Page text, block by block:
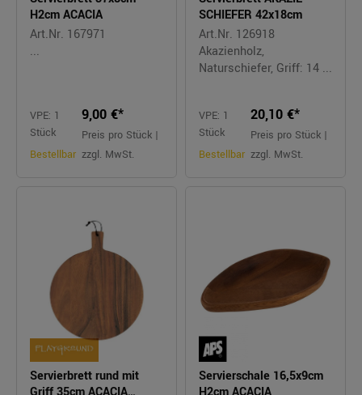
H2cm ACACIA
Art.Nr. 167971
...
VPE: 1
Stück
Bestellbar
9,00 €*
Preis pro Stück |
zzgl. MwSt.
SCHIEFER 42x18cm
Art.Nr. 126918
Akazienholz,
Naturschiefer, Griff: 14 ...
VPE: 1
Stück
Bestellbar
20,10 €*
Preis pro Stück |
zzgl. MwSt.
Servierbrett rund mit
Servierschale 16,5x9cm